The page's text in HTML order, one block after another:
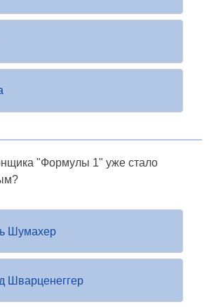
"Формулы 1" уже стало
Шумахер
Шварценеггер